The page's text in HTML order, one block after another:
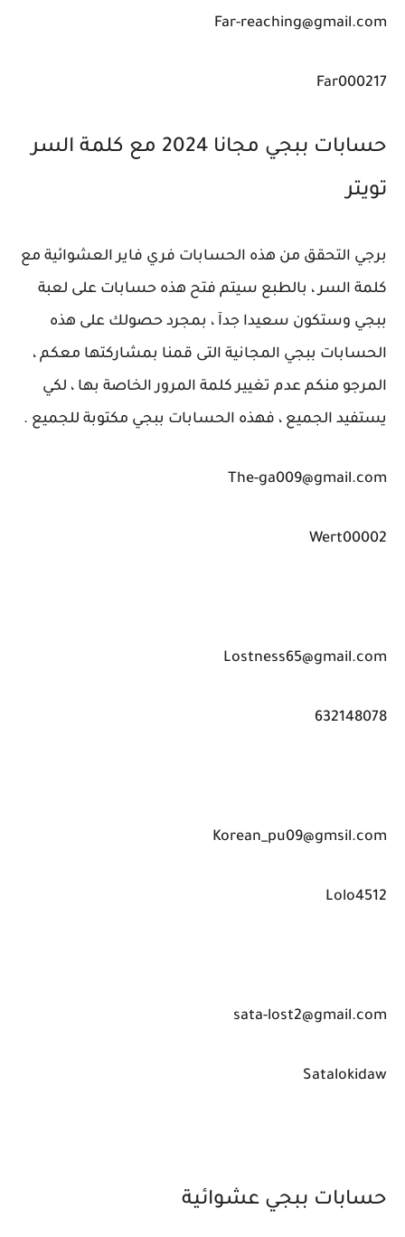
Far-reaching@gmail.com
Far000217
حسابات ببجي مجانا 2024 مع كلمة السر
تويتر
برجي التحقق من هذه الحسابات فري فاير العشوائية مع
كلمة السر ، بالطبع سيتم فتح هذه حسابات على لعبة
ببجي وستكون سعيدا جدآ ، بمجرد حصولك على هذه
الحسابات ببجي المجانية التى قمنا بمشاركتها معكم ،
المرجو منكم عدم تغيير كلمة المرور الخاصة بها ، لكي
يستفيد الجميع ، فهذه الحسابات ببجي مكتوبة للجميع .
The-ga009@gmail.com
Wert00002
Lostness65@gmail.com
632148078
Korean_pu09@gmsil.com
Lolo4512
sata-lost2@gmail.com
Satalokidaw
حسابات ببجي عشوائية